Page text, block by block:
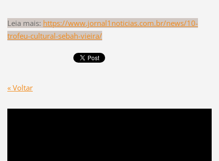
Leia mais: https://www.jornal1noticias.com.br/news/10-
trofeu-cultural-sebah-vieira/
« Voltar